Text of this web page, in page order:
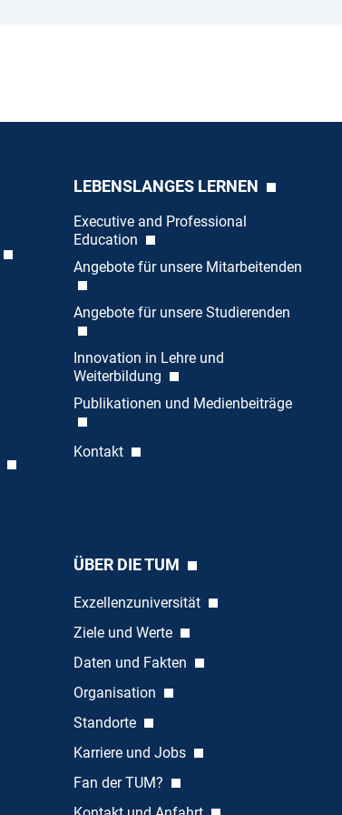
LEBENSLANGES LERNEN
Executive and Professional
Education
Angebote für unsere Mitarbeitenden
Angebote für unsere Studierenden
Innovation in Lehre und
Weiterbildung
Publikationen und Medienbeiträge
Kontakt
ÜBER DIE TUM
Exzellenzuniversität
Ziele und Werte
Daten und Fakten
Organisation
Standorte
Karriere und Jobs
Fan der TUM?